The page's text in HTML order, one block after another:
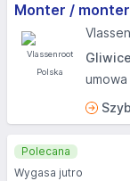
Monter /
Polecana
Wygasa jutro